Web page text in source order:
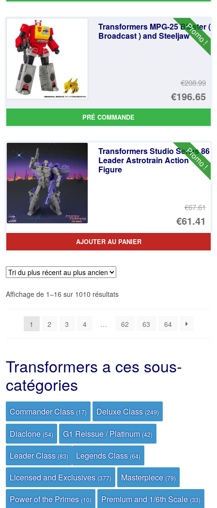
Promo !
Transformers MPG-25 Blaster (
Broadcast ) and Steeljaw
€208.99
Le
€196.65
Le
PRÉ COMMANDE
Promo !
Transformers Studio Series 86
Leader Astrotrain Action
Figure
€67.61
€61.41
Le
AJOUTER AU PANIER
Affichage de 1–16 sur 1010 résultatsTrié
récent
1 2 3 4 … 62 63 64
Transformers a ces sous-
catégories
Commander Class (17) Deluxe Class(249)
Diaclone (54) G1 Reissue / Platinum(42)
Leader Class (83) Legends Class (64)
Licensed and Exclusives (377) Masterpiece(79)
Power of the Primes (10) Premium and 1/6th Scale(33)